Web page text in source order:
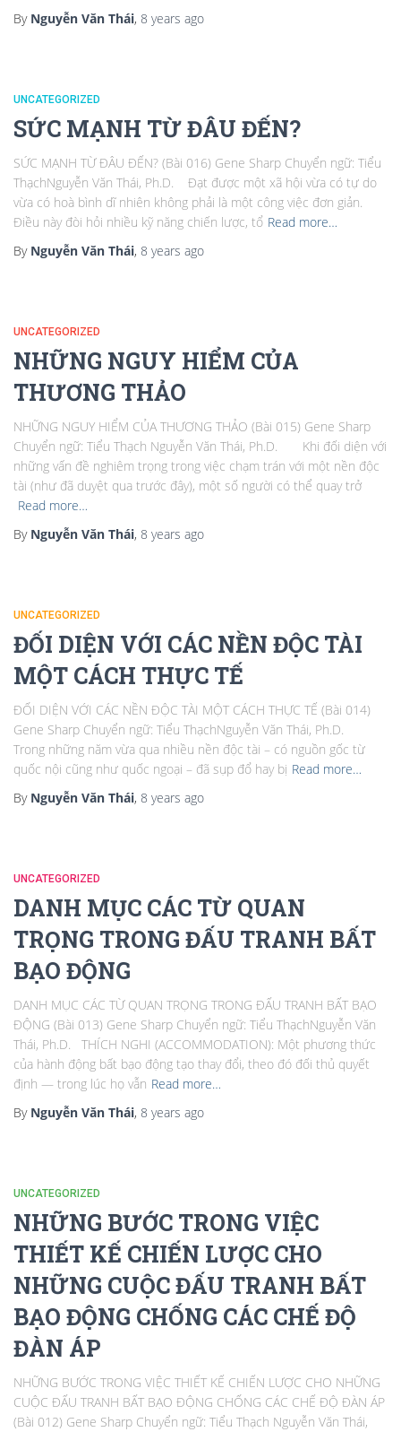
By Nguyễn Văn Thái, 8 years ago
UNCATEGORIZED
SỨC MẠNH TỪ ĐÂU ĐẾN?
SỨC MẠNH TỪ ĐÂU ĐẾN? (Bài 016) Gene Sharp Chuyển ngữ: Tiểu
ThạchNguyễn Văn Thái, Ph.D. Đạt được một xã hội vừa có tự do
vừa có hoà bình dĩ nhiên không phải là một công việc đơn giản.
Điều này đòi hỏi nhiều kỹ năng chiến lược, tổ Read more…
By Nguyễn Văn Thái, 8 years ago
UNCATEGORIZED
NHỮNG NGUY HIỂM CỦA
THƯƠNG THẢO
NHỮNG NGUY HIỂM CỦA THƯƠNG THẢO (Bài 015) Gene Sharp
Chuyển ngữ: Tiểu Thạch Nguyễn Văn Thái, Ph.D. Khi đối diện với
những vấn đề nghiêm trọng trong việc chạm trán với một nền độc
tài (như đã duyệt qua trước đây), một số người có thể quay trở
Read more…
By Nguyễn Văn Thái, 8 years ago
UNCATEGORIZED
ĐỐI DIỆN VỚI CÁC NỀN ĐỘC TÀI
MỘT CÁCH THỰC TẾ
ĐỐI DIỆN VỚI CÁC NỀN ĐỘC TÀI MỘT CÁCH THỰC TẾ (Bài 014)
Gene Sharp Chuyển ngữ: Tiểu ThạchNguyễn Văn Thái, Ph.D.
Trong những năm vừa qua nhiều nền độc tài – có nguồn gốc từ
quốc nội cũng như quốc ngoại – đã sụp đổ hay bị Read more…
By Nguyễn Văn Thái, 8 years ago
UNCATEGORIZED
DANH MỤC CÁC TỪ QUAN
TRỌNG TRONG ĐẤU TRANH BẤT
BẠO ĐỘNG
DANH MỤC CÁC TỪ QUAN TRỌNG TRONG ĐẤU TRANH BẤT BẠO
ĐỘNG (Bài 013) Gene Sharp Chuyển ngữ: Tiểu ThạchNguyễn Văn
Thái, Ph.D. THÍCH NGHI (ACCOMMODATION): Một phương thức
của hành động bất bạo động tạo thay đổi, theo đó đối thủ quyết
định — trong lúc họ vẫn Read more…
By Nguyễn Văn Thái, 8 years ago
UNCATEGORIZED
NHỮNG BƯỚC TRONG VIỆC
THIẾT KẾ CHIẾN LƯỢC CHO
NHỮNG CUỘC ĐẤU TRANH BẤT
BẠO ĐỘNG CHỐNG CÁC CHẾ ĐỘ
ĐÀN ÁP
NHỮNG BƯỚC TRONG VIỆC THIẾT KẾ CHIẾN LƯỢC CHO NHỮNG
CUỘC ĐẤU TRANH BẤT BẠO ĐỘNG CHỐNG CÁC CHẾ ĐỘ ĐÀN ÁP
(Bài 012) Gene Sharp Chuyển ngữ: Tiểu Thạch Nguyễn Văn Thái,